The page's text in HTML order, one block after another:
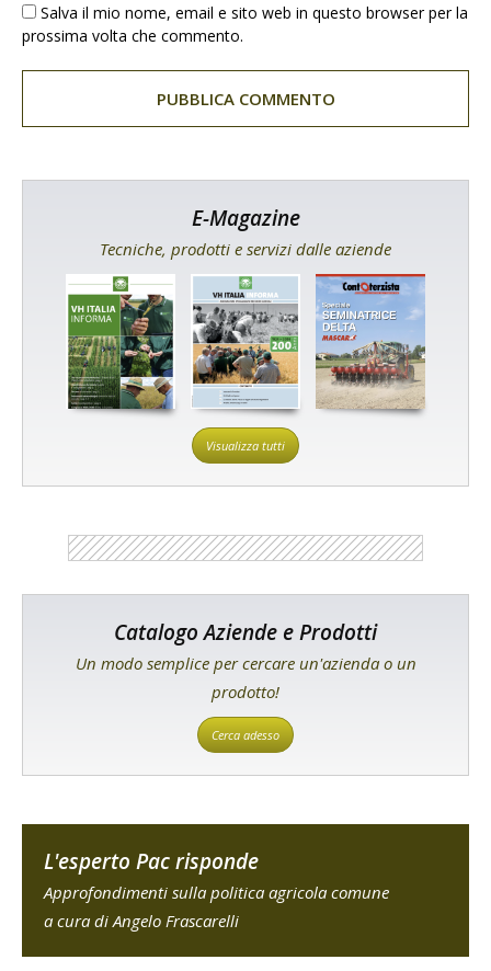
Salva il mio nome, email e sito web in questo browser per la
prossima volta che commento.
E-Magazine
Tecniche, prodotti e servizi dalle aziende
Visualizza tutti
Catalogo Aziende e Prodotti
Un modo semplice per cercare un'azienda o un
prodotto!
Cerca adesso
L'esperto Pac risponde
Approfondimenti sulla politica agricola comune
a cura di Angelo Frascarelli